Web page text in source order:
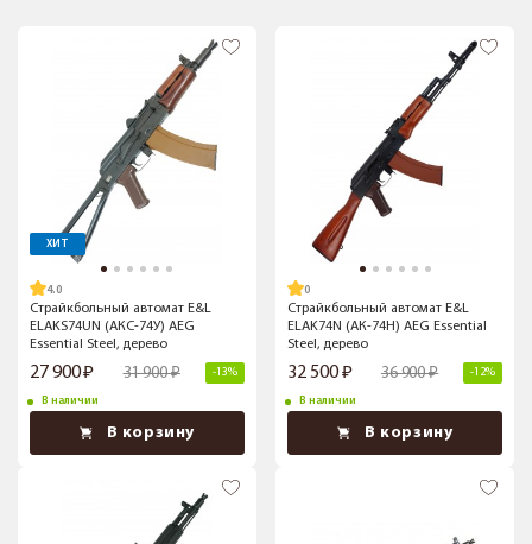
ХИТ
4.0
Страйкбольный автомат E&L
ELAKS74UN (АКС-74У) AEG
Essential Steel, дерево
27 900 31 900 -13%
В наличии
В корзину
Страйкбольный автомат E&L
ELAK74N (АК-74Н) AEG Essential
Steel, дерево
32 500 36 900 -12%
В наличии
В корзину